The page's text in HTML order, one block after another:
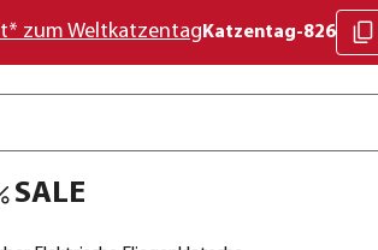
zum Weltkatzentag Katzentag-826
SALE